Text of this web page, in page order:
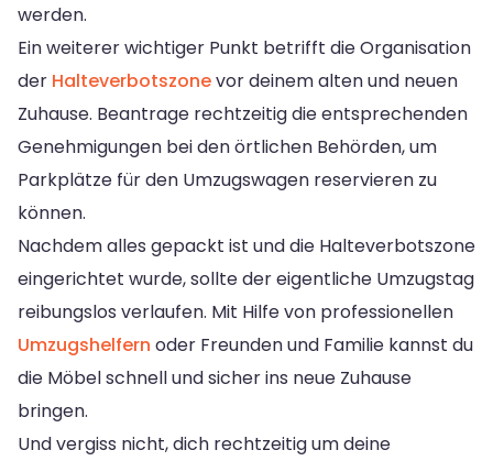
werden.
Ein weiterer wichtiger Punkt betrifft die Organisation
der Halteverbotszonevor deinem alten und neuen
Zuhause. Beantrage rechtzeitig die entsprechenden
Genehmigungen bei den örtlichen Behörden, um
Parkplätze für den Umzugswagen reservieren zu
können.
Nachdem alles gepackt ist und die Halteverbotszone
eingerichtet wurde, sollte der eigentliche Umzugstag
reibungslos verlaufen. Mit Hilfe von professionellen
Umzugshelfern oder Freunden und Familie kannst du
die Möbel schnell und sicher ins neue Zuhause
bringen.
Und vergiss nicht, dich rechtzeitig um deine